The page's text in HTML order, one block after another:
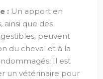
: Un apport en
ainsi que des
peuvent
du cheval et à la
Il est
un vétérinaire pour